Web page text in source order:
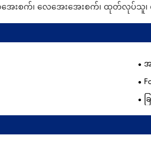
အေးစက်၊ လေအေးအေးစက်၊ ထုတ်လုပ်သူ၊